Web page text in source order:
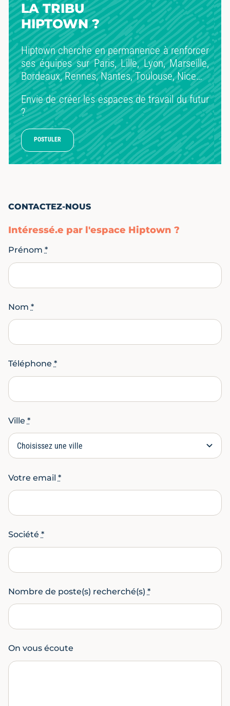
LA TRIBU
HIPTOWN ?
Hiptown cherche en permanence à renforcer
ses équipes sur Paris, Lille, Lyon, Marseille,
Bordeaux, Rennes, Nantes, Toulouse, Nice…
Envie de créer les espaces de travail du futur
?
POSTULER
CONTACTEZ-NOUS
Intéressé.e par l'espace Hiptown ?
Prénom *
Nom *
Téléphone *
Ville *
Votre email *
Société *
Nombre de poste(s) recherché(s) *
On vous écoute